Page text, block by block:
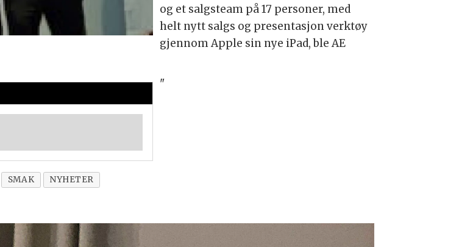
og et salgsteam på 17 personer, med
helt nytt salgs og presentasjon verktøy
gjennom Apple sin nye iPad, ble AE
"
SMAK NYHETER